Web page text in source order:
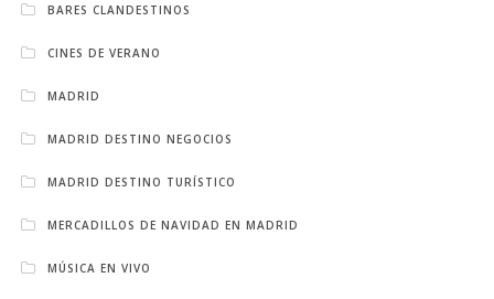
BARES CLANDESTINOS
CINES DE VERANO
MADRID
MADRID DESTINO NEGOCIOS
MADRID DESTINO TURÍSTICO
MERCADILLOS DE NAVIDAD EN MADRID
MÚSICA EN VIVO